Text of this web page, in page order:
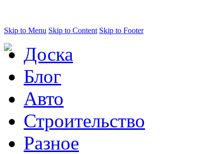
Skip to Menu Skip to Content Skip to Footer
Доска
Блог
Авто
Строительство
Разное